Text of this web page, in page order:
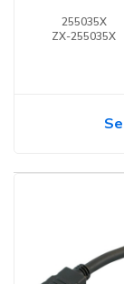
255035X
ZX-255035X